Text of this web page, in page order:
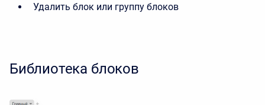
Удалить блок или группу блоков
Библиотека блоков